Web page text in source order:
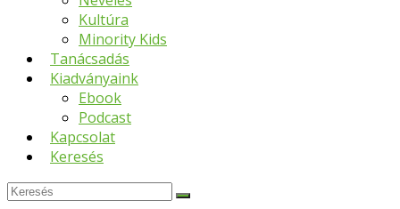
Kultúra
Minority Kids
Tanácsadás
Kiadványaink
Ebook
Podcast
Kapcsolat
Keresés
Keresés
Submit